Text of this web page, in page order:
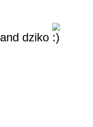
and dziko